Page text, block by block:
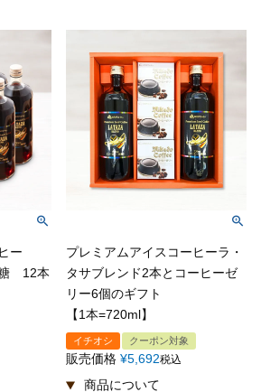
ー
12本
プレミアムアイスコーヒーラ・
タサブレンド2本とコーヒーゼ
リー6個のギフト
【1本=720ml】
イチオシ クーポン対象
販売価格 ¥5,692税込